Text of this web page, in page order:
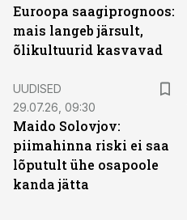
Euroopa saagiprognoos:
mais langeb järsult,
õlikultuurid kasvavad
UUDISED
29.07.26, 09:30
Maido Solovjov:
piimahinna riski ei saa
lõputult ühe osapoole
kanda jätta